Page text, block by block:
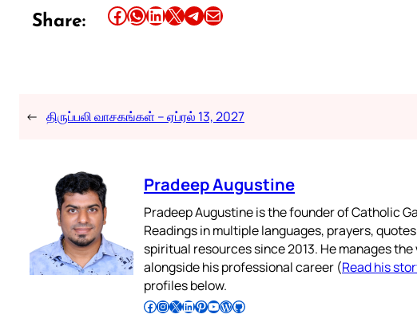
Share: Share this article on Facebook Share this article on WhatsApp Share this article on LinkedIn Share this article on X Share this article on TelegramEmail this Article
← திருப்பலி வாசகங்கள் – ஏப்ரல் 13, 2027
Pradeep Augustine
Pradeep Augustine is the founder of Catholic
Readings in multiple languages, prayers,
spiritual resources since 2013. He manages
alongside his professional career (Read his
profiles below.
Follow Pradeep on Facebook Follow Pradeep on InstagramFollow Pradeep on X Follow Pradeep on LinkedIn Follow Pradeep on Pinterest Subscribe to Pradeep’s Youtube Channel Follow Pradeep on WordPress Follow Pradeep on GitHub